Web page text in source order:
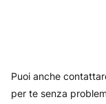
Puoi anche
per te senza